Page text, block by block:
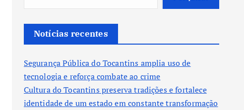
Notícias recentes
Segurança Pública do Tocantins amplia uso de
tecnologia e reforça combate ao crime
Cultura do Tocantins preserva tradições e fortalece
identidade de um estado em constante transformação